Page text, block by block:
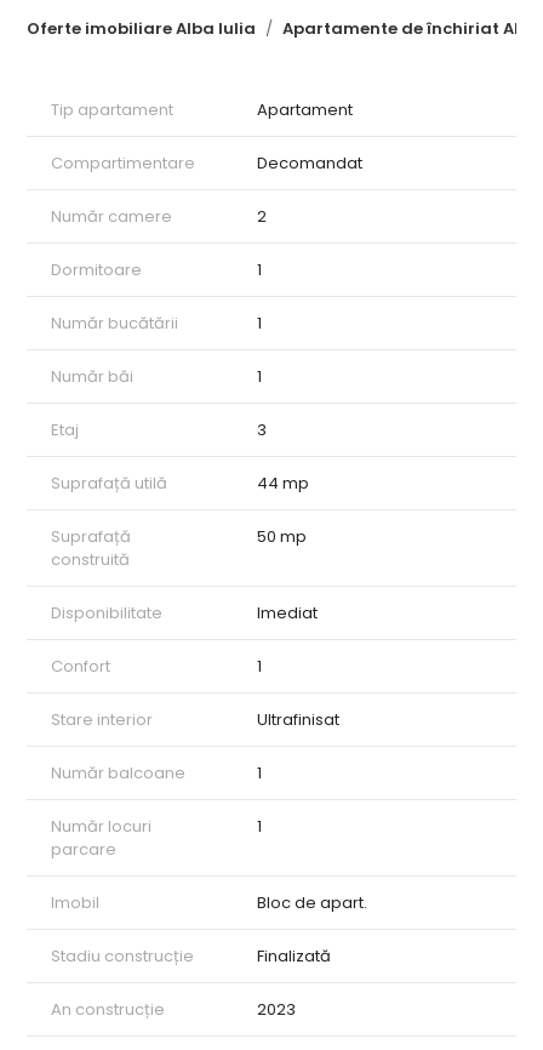
Oferte imobiliare Alba Iulia Apartamente de închiriat
- Hol
-Loc de parcare
Disponibil imediat!
Pentru mai multe detalii sau programarea unei vizionări, vă
rugăm să ne contactați!
ID: CP2695694
Tip apartament Apartament
Compartimentare Decomandat
Număr camere 2
Dormitoare 1
Număr bucătării 1
Număr băi 1
Etaj 3
Suprafață utilă 44 mp
Suprafață
construită
50 mp
Disponibilitate Imediat
Confort 1
Stare interior Ultrafinisat
Număr balcoane 1
Număr locuri
parcare
1
Imobil Bloc de apart.
Stadiu construcție Finalizată
An construcție 2023